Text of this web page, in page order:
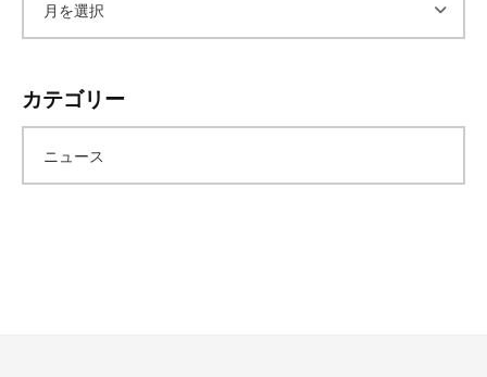
カ
イ
カテゴリー
ニュース